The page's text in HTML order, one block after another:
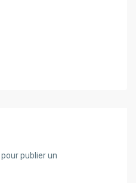
pour publier un